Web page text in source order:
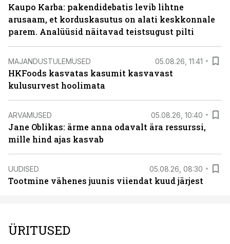
Kaupo Karba: pakendidebatis levib lihtne
arusaam, et korduskasutus on alati keskkonnale
parem. Analüüsid näitavad teistsugust pilti
MAJANDUSTULEMUSED 05.08.26, 11:41
HKFoods kasvatas kasumit kasvavast
kulusurvest hoolimata
ARVAMUSED 05.08.26, 10:40
Jane Oblikas: ärme anna odavalt ära ressurssi,
mille hind ajas kasvab
UUDISED 05.08.26, 08:30
Tootmine vähenes juunis viiendat kuud järjest
ÜRITUSED